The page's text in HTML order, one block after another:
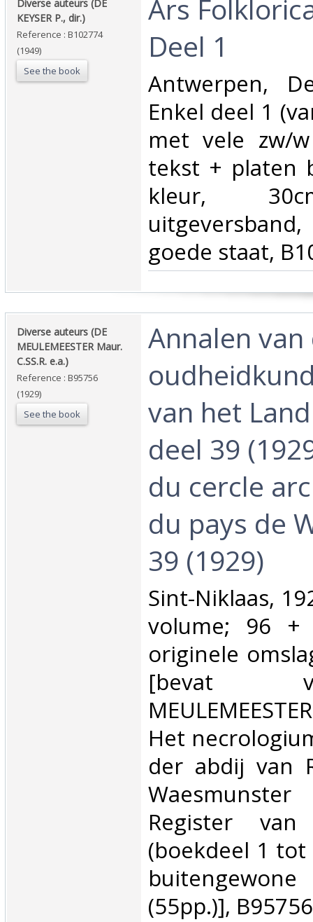
‎Diverse auteurs (DE
KEYSER P., dir.)‎
Reference : B102774
(1949)
See the book
‎Ars
Deel 1‎
‎Antwerpen,
Enkel deel 1
met vele zw/
tekst + platen
kleur,
goede staat,
‎Diverse auteurs (DE
MEULEMEESTER Maur.
C.SS.R. e.a.)‎
Reference : B95756
(1929)
See the book
‎Annalen van
van het
deel 39
du cercle
du pays de
39 (1929)‎
‎Sint-Niklaas,
volume; 96 +
originele
[bevat
Het
der abdij van
Register
(boekdeel 1
(55pp.)], B95756‎